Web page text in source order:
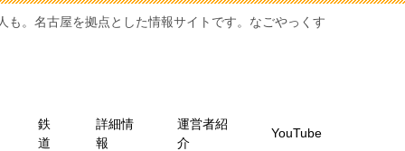
も。名古屋を拠点とした情報サイトです。なごやっくす
鉄
道
詳細情
報
運営者紹
介
YouTube